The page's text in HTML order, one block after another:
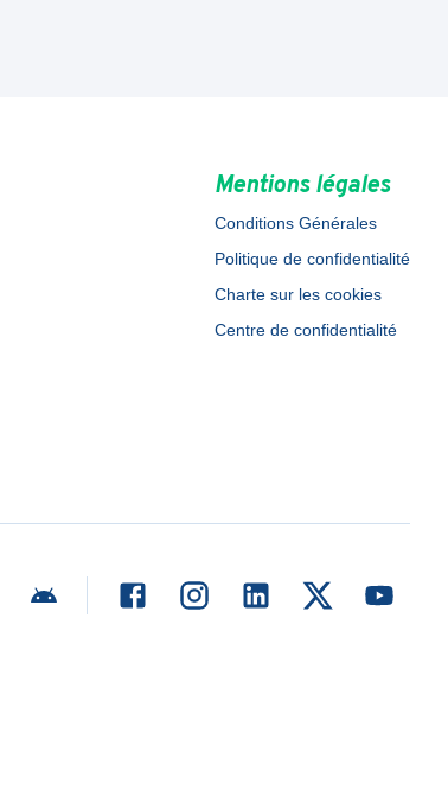
Mentions légales
Conditions Générales
Politique de confidentialité
Charte sur les cookies
Centre de confidentialité